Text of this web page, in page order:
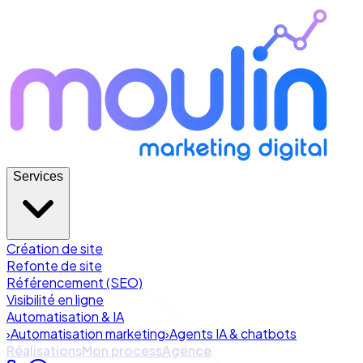
Services
Création de site
Refonte de site
Référencement (SEO)
Visibilité en ligne
Automatisation & IA
›Automatisation marketing›Agents IA & chatbots
RéalisationsMon processAgence